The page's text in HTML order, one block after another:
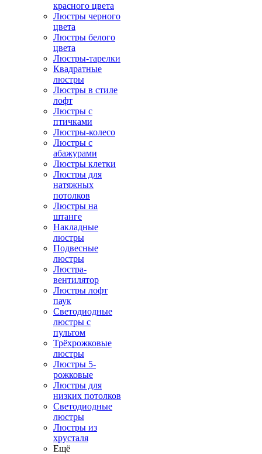
красного цвета
Люстры черного
цвета
Люстры белого
цвета
Люстры-тарелки
Квадратные
люстры
Люстры в стиле
лофт
Люстры с
птичками
Люстры-колесо
Люстры с
абажурами
Люстры клетки
Люстры для
натяжных
потолков
Люстры на
штанге
Накладные
люстры
Подвесные
люстры
Люстра-
вентилятор
Люстры лофт
паук
Светодиодные
люстры с
пультом
Трёхрожковые
люстры
Люстры 5-
рожковые
Люстры для
низких потолков
Cветодиодные
люстры
Люстры из
хрусталя
Ещё